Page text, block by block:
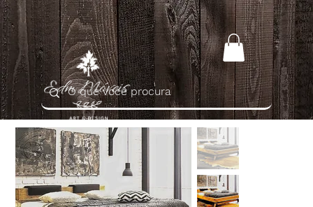
Home >Cama Rústica de Madeira Maciça